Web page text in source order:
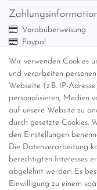
Wir verwenden Cookies
und verarbeiten
Webseite (z.B. IP-
personalisieren, Medien
auf unsere Website zu
durch gesetzte Cookies.
den Einstellungen
Die Datenverarbeitung
berechtigten Interesses
abgelehnt werden. Es
Einwilligung zu einem
Vorabüberweisung
Paypal
Versand per GLS (6,90
(innerhalb Deutschlands)
kostenfreie Lieferung ab
Deutschlands)
Übersicht
Wir kaufen an